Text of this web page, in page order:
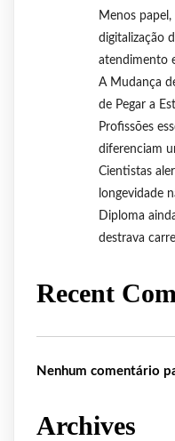
Menos
digitalização
atendimento
A Mudança
de Pegar a
Profissões
diferenciam
Cientistas
longevidade
Diploma
destrava
Recent
Nenhum comentário
Archives